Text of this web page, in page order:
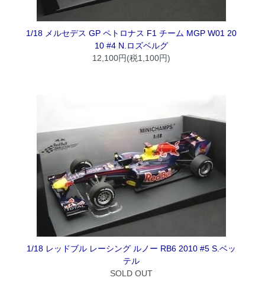
1/18 メルセデス GP ペトロナス F1 チーム MGP W01 20
10 #4 N.ロズベルグ
12,100円(税1,100円)
1/18 レッドブル レーシング ルノー RB6 2010 #5 S.ベッ
テル
SOLD OUT